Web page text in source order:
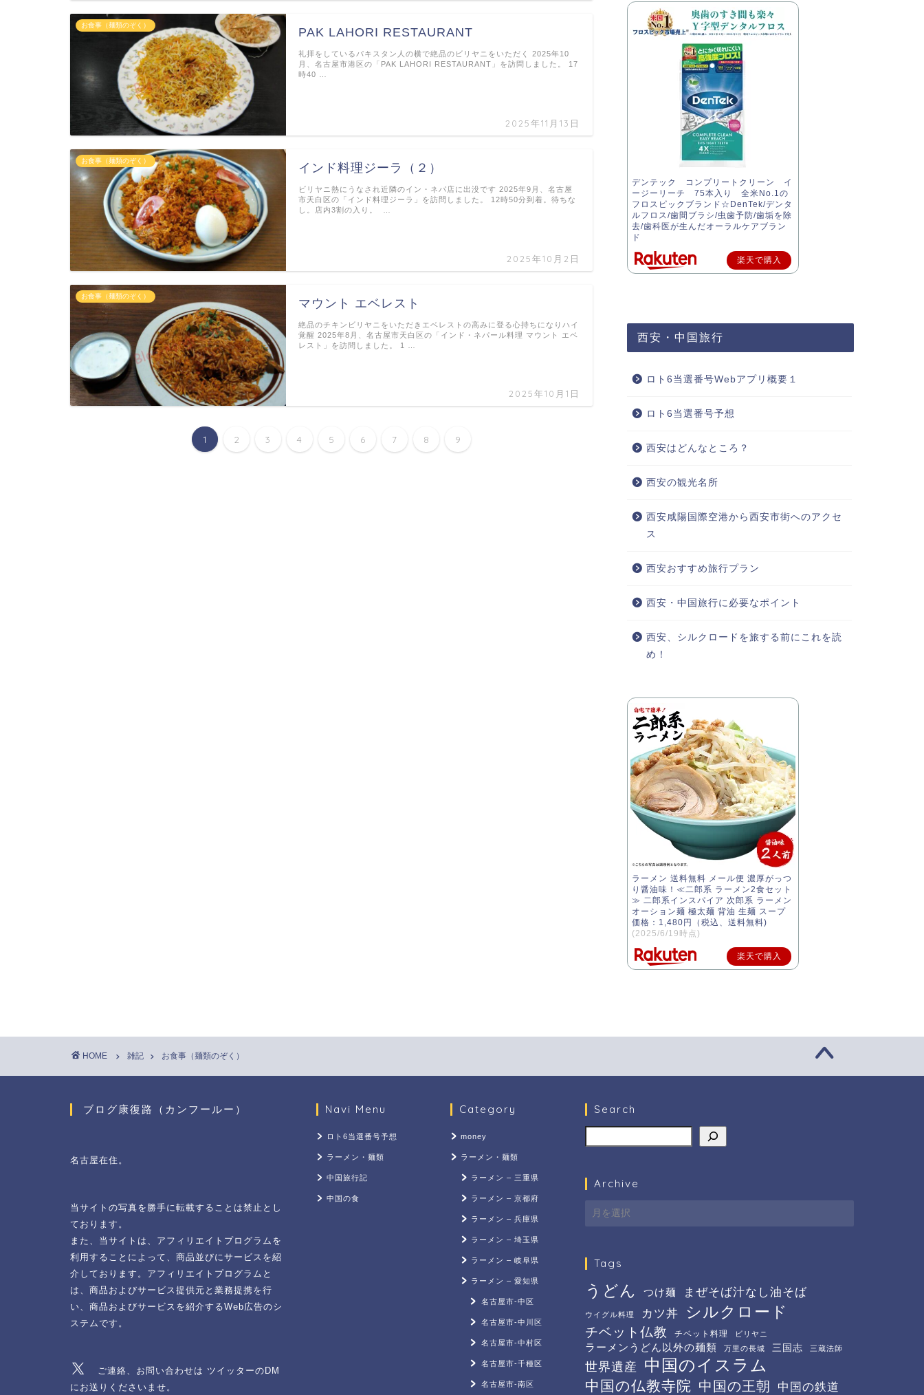
お食事（麺類のぞく）
PAK LAHORI RESTAURANT
2025年11月13日
礼拝をしているパキスタン人の横で絶品のビリヤニをいただく 2025年10
月、名古屋市港区の「PAK LAHORI RESTAURANT」を訪問しました。 17
時40 …
お食事（麺類のぞく）
インド料理ジーラ（２）
2025年10月2日
ビリヤニ熱にうなされ近隣のイン・ネパ店に出没です 2025年9月、名古屋
市天白区の「インド料理ジーラ」を訪問しました。 12時50分到着。待ちな
し。店内3割の入り。 …
お食事（麺類のぞく）
マウント エベレスト
2025年10月1日
絶品のチキンビリヤニをいただきエベレストの高みに登る心持ちになりハイ
覚醒 2025年8月、名古屋市天白区の「インド・ネパール料理 マウント エベ
レスト」を訪問しました。 1 …
1 2 3 4 5 6 7 8 9
デンテック コンプリートクリーン イ
ージーリーチ 75本入り 全米No.1の
フロスピックブランド☆DenTek/デンタ
ルフロス/歯間ブラシ/虫歯予防/歯垢を除
去/歯科医が生んだオーラルケアブラン
ド
楽天で購入
西安・中国旅行
ロト6当選番号Webアプリ概要１
ロト6当選番号予想
西安はどんなところ？
西安の観光名所
西安咸陽国際空港から西安市街へのアクセ
ス
西安おすすめ旅行プラン
西安・中国旅行に必要なポイント
西安、シルクロードを旅する前にこれを読
め！
ラーメン 送料無料 メール便 濃厚がっつ
り醤油味！≪二郎系 ラーメン2食セット
≫ 二郎系インスパイア 次郎系 ラーメン
オーション麺 極太麺 背油 生麺 スープ
価格：1,480円（税込、送料無料)
(2025/6/19時点)
楽天で購入
HOME 雑記 お食事（麺類のぞく）
ブログ康復路（カンフールー）
名古屋在住。
当サイトの写真を勝手に転載することは禁止とし
ております。
また、当サイトは、アフィリエイトプログラムを
利用することによって、商品並びにサービスを紹
介しております。アフィリエイトプログラムと
は、商品およびサービス提供元と業務提携を行
い、商品およびサービスを紹介するWeb広告のシ
ステムです。
ご連絡、お問い合わせは ツイッターのDM
にお送りくださいませ。
Navi Menu
ロト6当選番号予想
ラーメン・麺類
中国旅行記
中国の食
Category
money
ラーメン・麺類
ラーメン – 三重県
ラーメン – 京都府
ラーメン – 兵庫県
ラーメン – 埼玉県
ラーメン – 岐阜県
ラーメン – 愛知県
名古屋市-中区
名古屋市-中川区
名古屋市-中村区
名古屋市-千種区
名古屋市-南区
Search
Archive
Tags
うどん つけ麺 まぜそば汁なし油そば
ウイグル料理 カツ丼 シルクロード
チベット仏教 チベット料理 ビリヤニ
ラーメンうどん以外の麺類 万里の長城 三国志 三蔵法師
世界遺産 中国のイスラム
中国の仏教寺院 中国の王朝 中国の鉄道